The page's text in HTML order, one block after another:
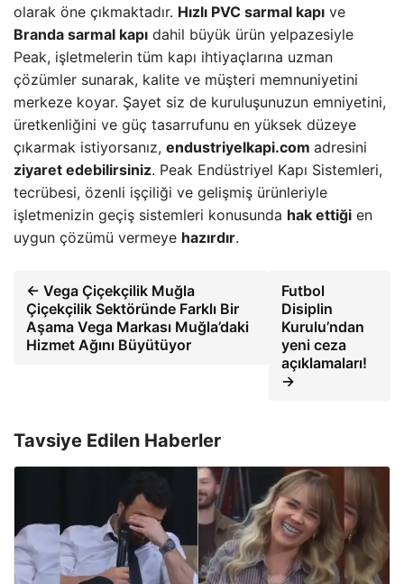
olarak öne çıkmaktadır. Hızlı PVC sarmal kapı ve
Branda sarmal kapı dahil büyük ürün yelpazesiyle
Peak, işletmelerin tüm kapı ihtiyaçlarına uzman
çözümler sunarak, kalite ve müşteri memnuniyetini
merkeze koyar. Şayet siz de kuruluşunuzun emniyetini,
üretkenliğini ve güç tasarrufunu en yüksek düzeye
çıkarmak istiyorsanız, endustriyelkapi.com adresini
ziyaret edebilirsiniz. Peak Endüstriyel Kapı Sistemleri,
tecrübesi, özenli işçiliği ve gelişmiş ürünleriyle
işletmenizin geçiş sistemleri konusunda hak ettiği en
uygun çözümü vermeye hazırdır.
← Vega Çiçekçilik Muğla
Çiçekçilik Sektöründe Farklı Bir
Aşama Vega Markası Muğla’daki
Hizmet Ağını Büyütüyor
Futbol
Disiplin
Kurulu’ndan
yeni ceza
açıklamaları!
→
Tavsiye Edilen Haberler